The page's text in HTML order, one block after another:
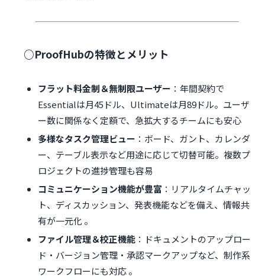
○ProofHubの特徴とメリット
フラット料金制＆無制限ユーザー ：年間契約で
Essentialは月45ドル、Ultimateは月89ドル。ユーザ
ー数に関係なく定額で、急拡大するチームにも安心
多様なタスク管理ビュー ：ボード、ガント、カレンダ
ー、テーブル表示など用途に応じて切替可能。複数プ
ロジェクトの進捗管理も容易
コミュニケーション機能が豊富 ：リアルタイムチャッ
ト、ディスカッション、発表機能などを備え、情報共
有が一元化 。
ファイル管理＆校正機能 ：ドキュメントのアップロー
ド・バージョン管理・承認マークアップなど、制作系
ワークフローにも対応 。